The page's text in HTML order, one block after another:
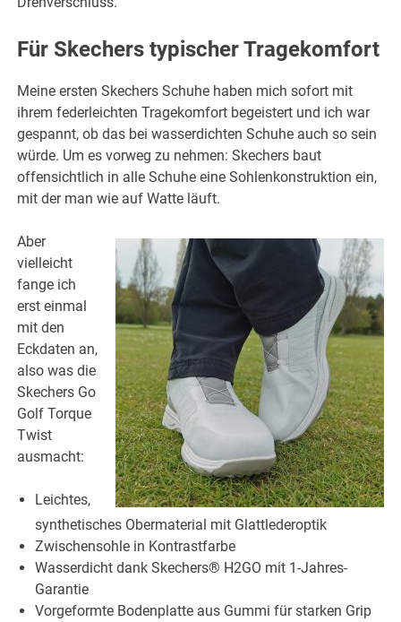
Für Skechers typischer Tragekomfort
Meine ersten Skechers Schuhe haben mich sofort mit
ihrem federleichten Tragekomfort begeistert und ich war
gespannt, ob das bei wasserdichten Schuhe auch so sein
würde. Um es vorweg zu nehmen: Skechers baut
offensichtlich in alle Schuhe eine Sohlenkonstruktion ein,
mit der man wie auf Watte läuft.
Aber
vielleicht
fange ich
erst einmal
mit den
Eckdaten an,
also was die
Skechers Go
Golf Torque
Twist
ausmacht:
Leichtes,
synthetisches Obermaterial mit Glattlederoptik
Zwischensohle in Kontrastfarbe
Wasserdicht dank Skechers® H2GO mit 1-Jahres-
Garantie
Vorgeformte Bodenplatte aus Gummi für starken Grip